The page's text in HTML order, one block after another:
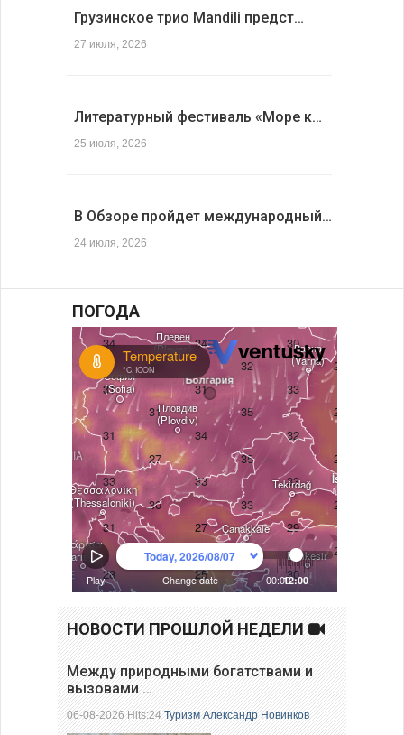
Грузинское трио Mandili предст…
27 июля, 2026
Литературный фестиваль «Море к…
25 июля, 2026
В Обзоре пройдет международный…
24 июля, 2026
ПОГОДА
НОВОСТИ ПРОШЛОЙ НЕДЕЛИ
Между природными богатствами и
вызовами …
06-08-2026 Hits:24Туризм Александр Новинков